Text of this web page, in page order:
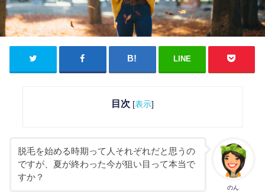
LINE
目次 [表示]
のん
脱毛を始める時期って人それぞれだと思うの
ですが、夏が終わった今が狙い目って本当で
すか？